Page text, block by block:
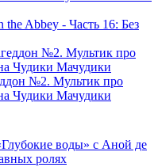
Abbey - Часть 16: Без
№2. Мультик про
Чудики Мачудики
воды» с Аной де
ролях